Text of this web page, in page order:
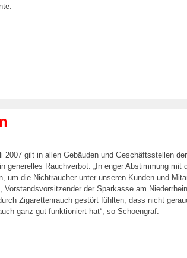
2007 gilt in allen Gebäuden und Geschäftsstellen
generelles Rauchverbot. „In enger Abstimmung mit
um die Nichtraucher unter unseren Kunden und
Vorstandsvorsitzender der Sparkasse am
Zigarettenrauch gestört fühlten, dass nicht
ganz gut funktioniert hat“, so Schoengraf.